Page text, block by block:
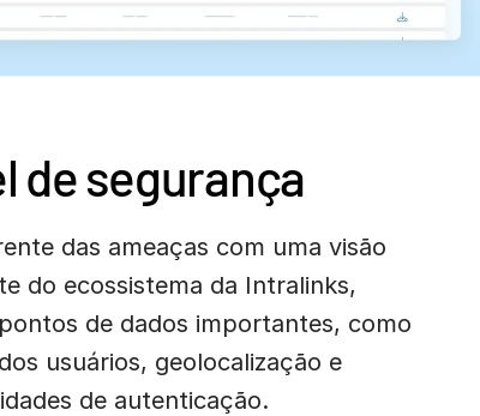
de segurança
das ameaças com uma visão
do ecossistema da Intralinks,
de dados importantes, como
usuários, geolocalização e
de autenticação.